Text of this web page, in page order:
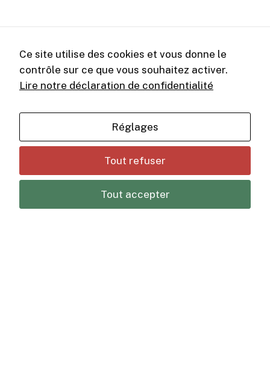
Ce site utilise des cookies et vous donne le
contrôle sur ce que vous souhaitez activer.
Lire notre déclaration de confidentialité
Réglages
Tout refuser
Tout accepter